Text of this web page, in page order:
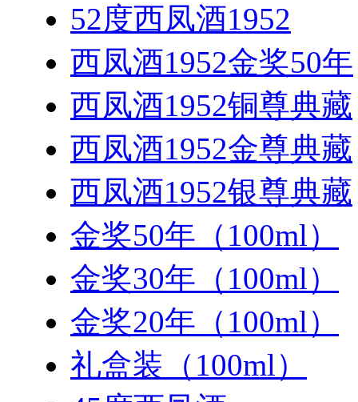
52度西凤酒1952
西凤酒1952金奖50年
西凤酒1952铜尊典藏
西凤酒1952金尊典藏
西凤酒1952银尊典藏
金奖50年（100ml）
金奖30年（100ml）
金奖20年（100ml）
礼盒装（100ml）